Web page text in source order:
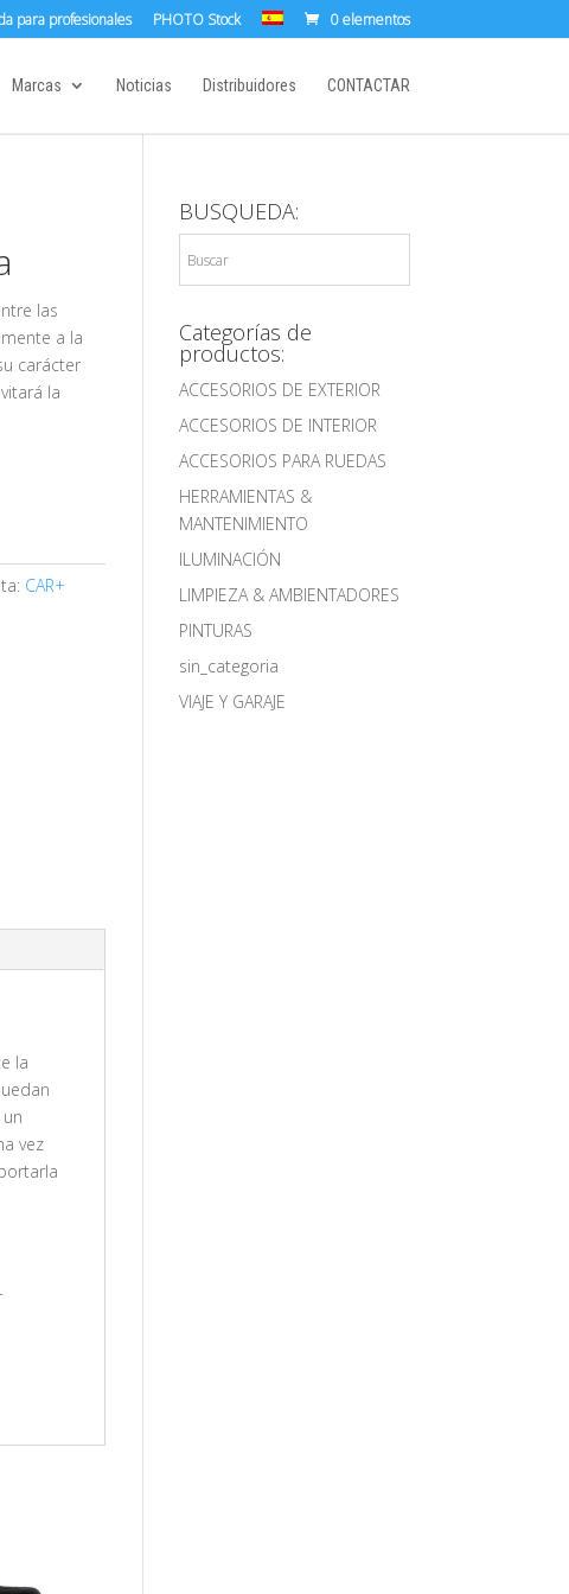
para profesionales PHOTO Stock 0 elementos
Marcas Noticias Distribuidores CONTACTAR
las
a la
carácter
la
CAR+
la
vez
BUSQUEDA:
Categorías de
productos:
ACCESORIOS DE EXTERIOR
ACCESORIOS DE INTERIOR
ACCESORIOS PARA RUEDAS
HERRAMIENTAS &
MANTENIMIENTO
ILUMINACIÓN
LIMPIEZA & AMBIENTADORES
PINTURAS
sin_categoria
VIAJE Y GARAJE